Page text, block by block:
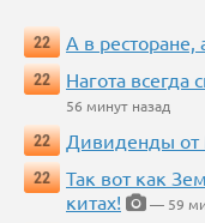
22 А в ресторане,
22
Нагота
56 минут назад
22
Дивиденды от
22
Так вот как
китах!
— 59